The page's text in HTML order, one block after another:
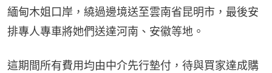
緬甸木姐口岸，繞過邊境送至雲南省昆明市，最後安
排專人專車將她們送達河南、安徽等地。
這期間所有費用均由中介先行墊付，待與買家達成購